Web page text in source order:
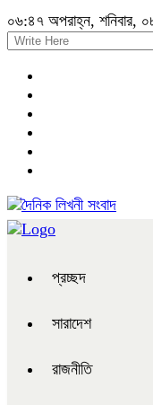
০৬:৪৭ অপরাহ্ন, শনিবার,
প্রচ্ছদ
সারাদেশ
রাজনীতি